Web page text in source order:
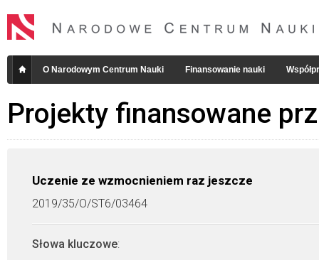
O Narodowym Centrum Nauki Finansowanie nauki
Projekty finansowane
Uczenie ze wzmocnieniem raz jeszcze
2019/35/O/ST6/03464
Słowa kluczowe: